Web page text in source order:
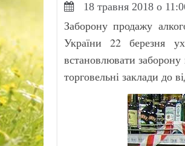
18 травня 2018 о
Заборону продажу
України 22 березня
встановлювати
торговельні заклади до